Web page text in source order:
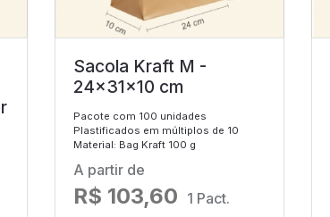
Sacola Kraft M -
24x31x10 cm
Pacote com 100 unidades
Plastificados em múltiplos de 10
Material: Bag Kraft 100 g
A partir de
R$ 103,60 1 Pact.